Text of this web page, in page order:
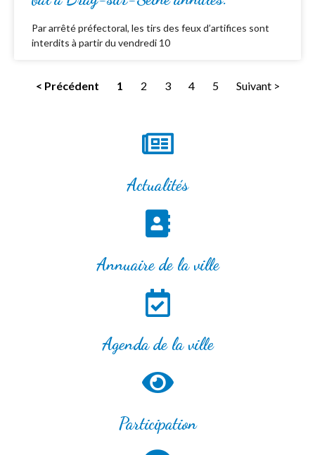
Par arrêté préfectoral, les tirs des feux d’artifices sont
interdits à partir du vendredi 10
< Précédent 1 2 3 4 5 Suivant >
Actualités
Annuaire de la ville
Agenda de la ville
Participation